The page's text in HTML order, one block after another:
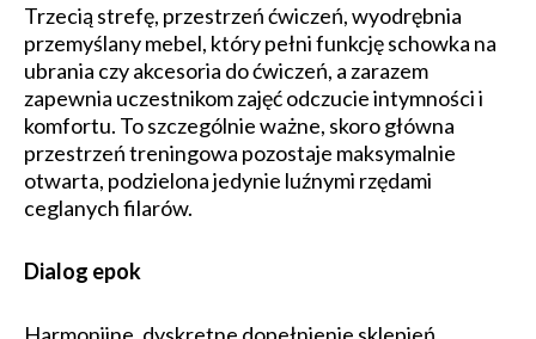
Trzecią strefę, przestrzeń ćwiczeń, wyodrębnia
przemyślany mebel, który pełni funkcję schowka na
ubrania czy akcesoria do ćwiczeń, a zarazem
zapewnia uczestnikom zajęć odczucie intymności i
komfortu. To szczególnie ważne, skoro główna
przestrzeń treningowa pozostaje maksymalnie
otwarta, podzielona jedynie luźnymi rzędami
ceglanych filarów.
Dialog epok